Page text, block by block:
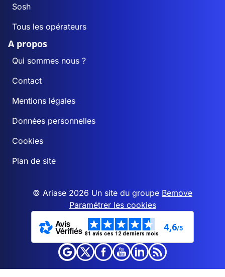
Sosh
Tous les opérateurs
A propos
Qui sommes nous ?
Contact
Mentions légales
Données personnelles
Cookies
Plan de site
© Ariase 2026 Un site du groupe Bemove
Paramétrer les cookies
81 avis ces 12 derniers mois
4,6/5